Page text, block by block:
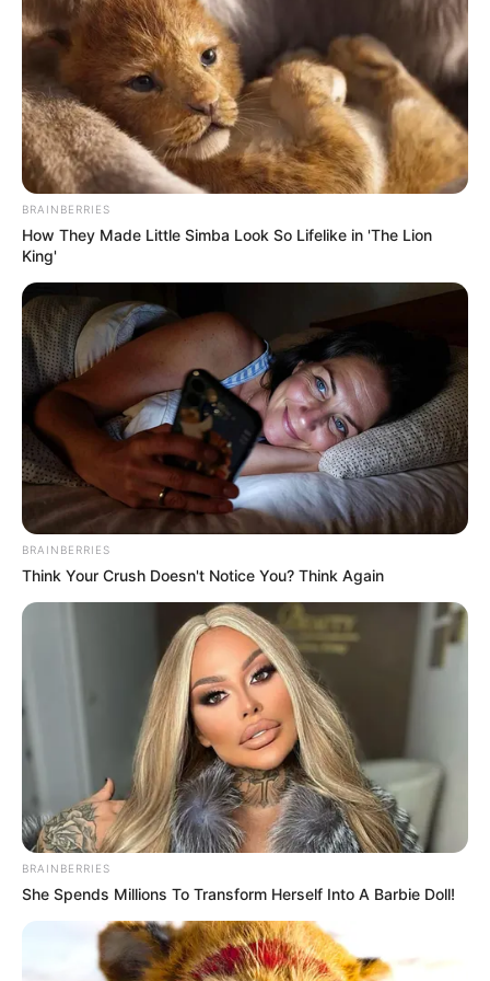
seletivo para Agentes de Saúde e de
Combate às Endemias.
PEC 14: o que acontece com quinquênio,
triênio e sexta-parte na aposentadoria?
FNARAS convoca ACS e ACE para
Nacional.
DESTAQUES DO MÊS
Prefeitura realiza a maior entrega de
motocicletas aos Agentes de Saúde da
história...
Agente de Saúde é indiciada por falsificar
visitas que nunca aconteceram.
4,61 bilhões para 2,7 milhões de
Motos e bicicletas para ACS e ACE: veja o
passo a passo para conseguir o benefício.
PLP 185 continua travado na Câmara dos
Deputados por erro em seu texto.
ACS e ACE: celetista, estatutário ou
no seu bolso e na sua carreira.
BRAINBERRIES
How They Made Little Simba Look So Lifelike in 'The Lion
King'
BRAINBERRIES
Think Your Crush Doesn't Notice You? Think Again
BRAINBERRIES
She Spends Millions To Transform Herself Into A Barbie Doll!